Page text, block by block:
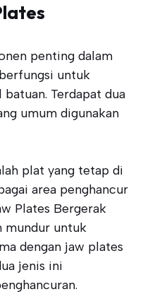
penting dalam
untuk
Terdapat dua
umum digunakan
plat yang tetap di
area penghancur
Plates Bergerak
mundur untuk
dengan jaw plates
jenis ini